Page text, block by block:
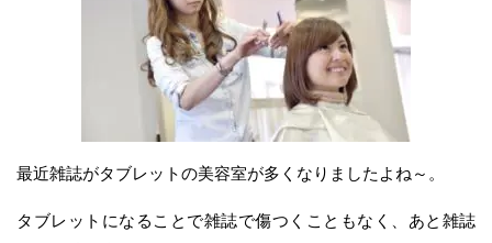
最近雑誌がタブレットの美容室が多くなりましたよね～。
タブレットになることで雑誌で傷つくこともなく、あと雑誌